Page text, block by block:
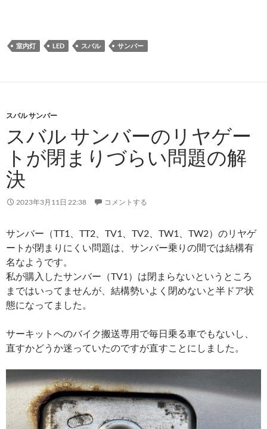
室内灯 LED スバル サンバー
スバル サンバー
スバル サンバーのリヤゲー
トが閉まりづらい問題の解
決
2023年3月11日 22:38 コメントする
サンバー（TT1、TT2、TV1、TV2、TW1、TW2）のリヤゲ
ートが閉まりにくい問題は、サンバー乗りの間では結構有
名なようです。
私が購入したサンバー（TV1）は閉まらないというところ
まではいってませんが、結構勢いよく閉めないと半ドア状
態になってました。
サーキットへのバイク搬送専用で毎日乗る車でもないし、
直すかどうか迷っていたのですが直すことにしました。